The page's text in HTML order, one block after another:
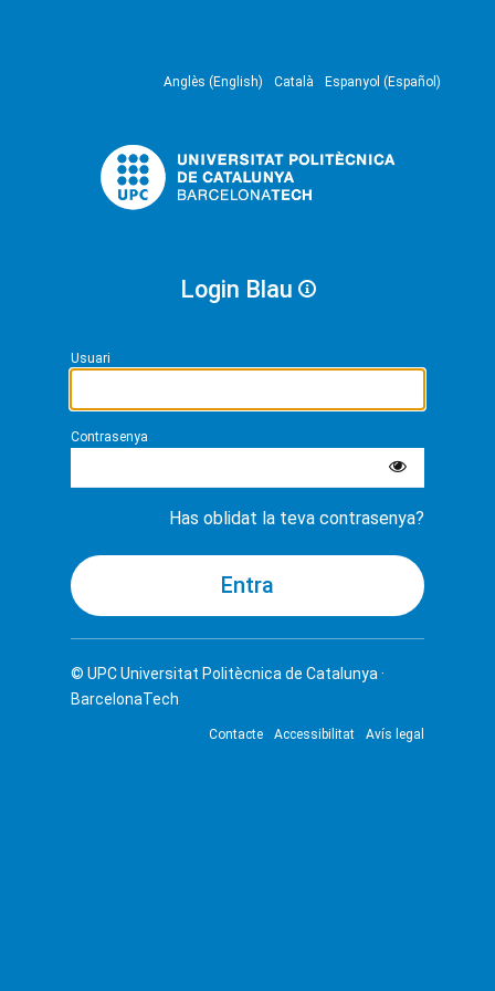
Anglès (English) Català Espanyol (Español)
Login Blau
Usuari
Contrasenya
Has oblidat la teva contrasenya?
© UPCUniversitat Politècnica de Catalunya ·
BarcelonaTech
Contacte Accessibilitat Avís legal